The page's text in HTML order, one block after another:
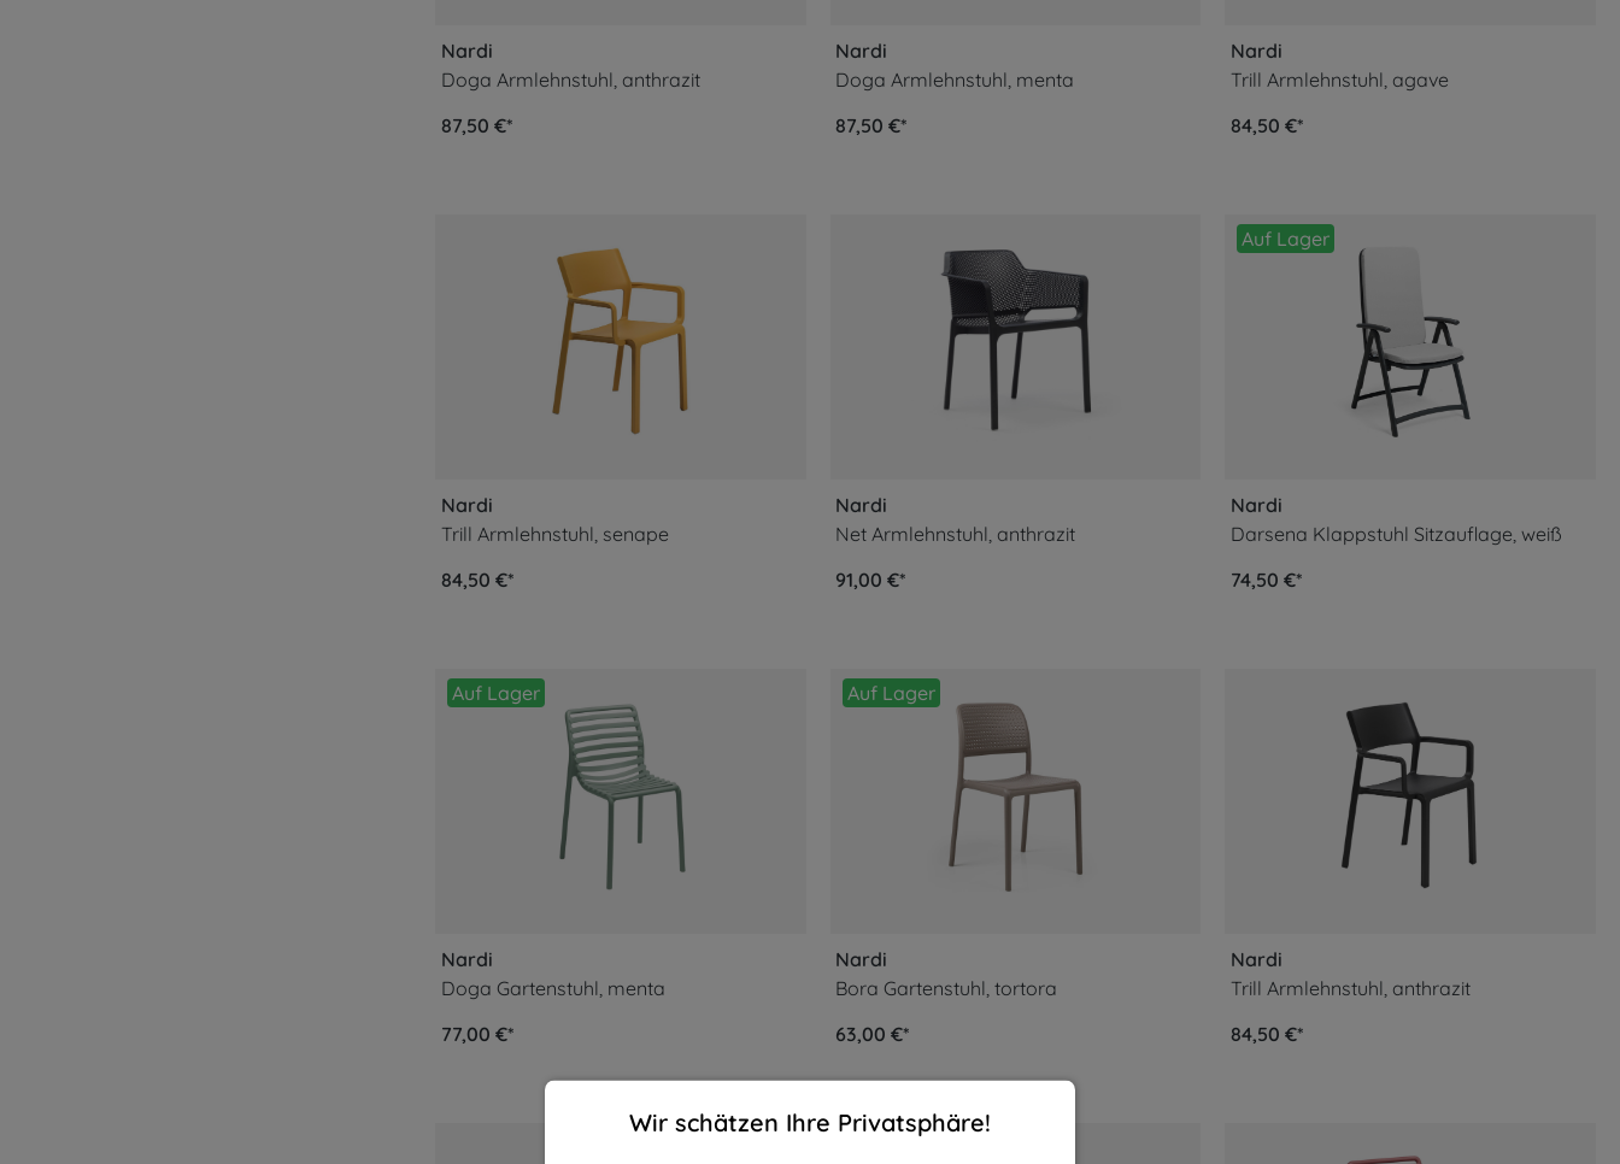
Nardi
Doga Armlehnstuhl, anthrazit
87,50 €*
Nardi
Doga Armlehnstuhl, menta
87,50 €*
Nardi
Trill Armlehnstuhl, agave
84,50 €*
Nardi
Trill Armlehnstuhl, senape
84,50 €*
Nardi
Net Armlehnstuhl, anthrazit
91,00 €*
Auf Lager
Nardi
Darsena Klappstuhl Sitzauflage, weiß
74,50 €*
Auf Lager
Nardi
Doga Gartenstuhl, menta
77,00 €*
Auf Lager
Nardi
Bora Gartenstuhl, tortora
63,00 €*
Nardi
Trill Armlehnstuhl, anthrazit
84,50 €*
Cookie-Voreinstellungen
Diese Website verwendet Cookies, um eine bestmögliche Erfahrung bieten zu können.
Wir schätzen Ihre Privatsphäre!